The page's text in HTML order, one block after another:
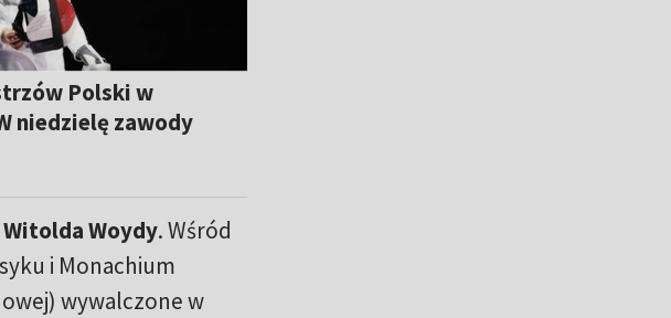
Polski w
niedzielę zawody
Witolda Woydy. Wśród
i Monachium
wywalczone w